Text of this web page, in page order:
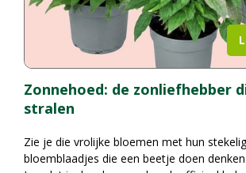
Zonnehoed: de zonliefhebber
stralen
Zie je die vrolijke bloemen met hun
bloemblaadjes die een beetje doen